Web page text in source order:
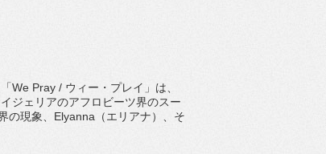
We Pray / ウィー・プレイ」は、
ジェリアのアフロビーツ界のスー
の現象、Elyanna（エリアナ）、そ